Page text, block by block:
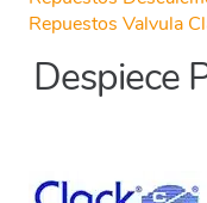
Repuestos Valvula
Despiece